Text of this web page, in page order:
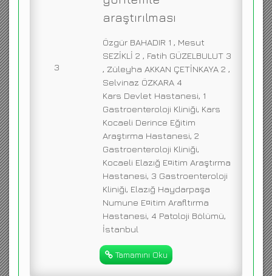
3
araştırılması
Özgür BAHADIR 1 , Mesut
SEZİKLİ 2 , Fatih GÜZELBULUT 3
, Züleyha AKKAN ÇETİNKAYA 2 ,
Selvinaz ÖZKARA 4
Kars Devlet Hastanesi, 1
Gastroenteroloji Kliniği, Kars
Kocaeli Derince Eğitim
Araştırma Hastanesi, 2
Gastroenteroloji Kliniği,
Kocaeli Elazığ E¤itim Araştırma
Hastanesi, 3 Gastroenteroloji
Kliniği, Elazığ Haydarpaşa
Numune E¤itim Arafltırma
Hastanesi, 4 Patoloji Bölümü,
İstanbul
Tamamını Oku